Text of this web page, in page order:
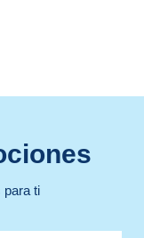
para ti